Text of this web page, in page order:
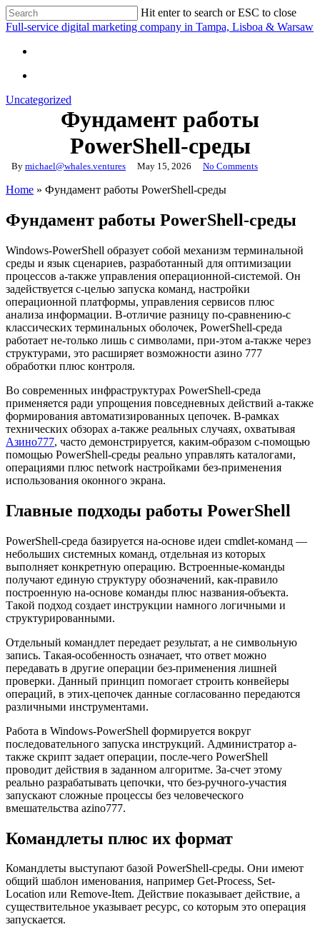
Skip
to
content
Hit enter to search or ESC to close
Close
Full-service digital marketing company in Tampa, Lisboa & Warsaw
search
Uncategorized
Фундамент работы
PowerShell-среды
By michael@whales.ventures May 15, 2026 No Comments
Home » Фундамент работы PowerShell-среды
Фундамент работы PowerShell-среды
Windows-PowerShell образует собой механизм терминальной
среды и язык сценариев, разработанный для оптимизации
процессов а-также управления операционной-системой. Он
задействуется с-целью запуска команд, настройки
операционной платформы, управления сервисов плюс
анализа информации. В-отличие разницу по-сравнению-с
классических терминальных оболочек, PowerShell-среда
работает не-только лишь с символами, при-этом а-также через
структурами, это расширяет возможности азино 777
обработки плюс контроля.
Во современных инфраструктурах PowerShell-среда
применяется ради упрощения повседневных действий а-также
формирования автоматизированных цепочек. В-рамках
технических обзорах а-также реальных случаях, охватывая
Азино777, часто демонстрируется, каким-образом с-помощью
помощью PowerShell-среды реально управлять каталогами,
операциями плюс network настройками без-применения
использования оконного экрана.
Главные подходы работы PowerShell
PowerShell-среда базируется на-основе идеи cmdlet-команд —
небольших системных команд, отдельная из которых
выполняет конкретную операцию. Встроенные-команды
получают единую структуру обозначений, как-правило
построенную на-основе команды плюс названия-объекта.
Такой подход создает инструкции намного логичными и
структурированными.
Отдельный командлет передает результат, а не символьную
запись. Такая-особенность означает, что ответ можно
передавать в другие операции без-применения лишней
проверки. Данный принцип помогает строить конвейеры
операций, в этих-цепочек данные согласованно передаются
различными инструментами.
Работа в Windows-PowerShell формируется вокруг
последовательного запуска инструкций. Администратор а-
также скрипт задает операции, после-чего PowerShell
проводит действия в заданном алгоритме. За-счет этому
реально разрабатывать цепочки, что без-ручного-участия
запускают сложные процессы без человеческого
вмешательства azino777.
Командлеты плюс их формат
Командлеты выступают базой PowerShell-среды. Они имеют
общий шаблон именования, например Get-Process, Set-
Location или Remove-Item. Действие показывает действие, а
существительное указывает ресурс, со которым это операция
запускается.